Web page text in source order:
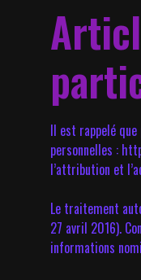
Il est rappelé
personnelles :
l’attribution et
Le traitement
27 avril 2016).
informations